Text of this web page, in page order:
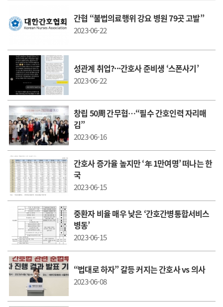
간협 “불법의료행위 강요 병원 79곳 고발”
2023-06-22
성관계 취업?···간호사 준비생 ‘스폰사기’
2023-06-22
창립 50周 간무협…“필수 간호인력 자리매
김”
2023-06-16
간호사 증가율 높지만 ‘年 1만여명’ 떠나는 한
국
2023-06-15
중환자 비율 매우 낮은 ‘간호간병통합서비스
병동’
2023-06-15
“법대로 하자” 갈등 커지는 간호사 vs 의사
2023-06-08